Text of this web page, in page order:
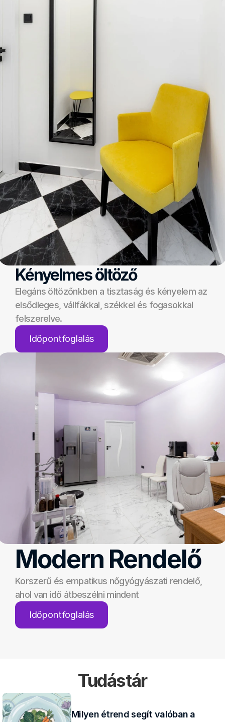
Kényelmes öltöző
Elegáns öltözőnkben a tisztaság és kényelem az
elsődleges, vállfákkal, székkel és fogasokkal
felszerelve.
Időpontfoglalás
Modern Rendelő
Korszerű és empatikus nőgyógyászati rendelő,
ahol van idő átbeszélni mindent
Időpontfoglalás
Tudástár
Milyen étrend segít valóban a